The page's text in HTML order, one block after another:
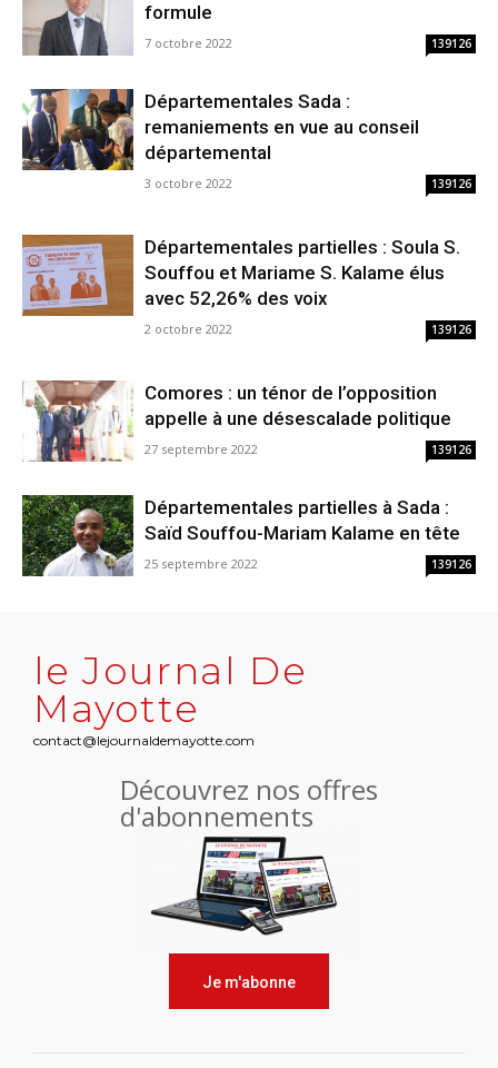
formule
7 octobre 2022 139126
Départementales Sada :
remaniements en vue au conseil
départemental
3 octobre 2022 139126
Départementales partielles : Soula S.
Souffou et Mariame S. Kalame élus
avec 52,26% des voix
2 octobre 2022 139126
Comores : un ténor de l’opposition
appelle à une désescalade politique
27 septembre 2022 139126
Départementales partielles à Sada :
Saïd Souffou-Mariam Kalame en tête
25 septembre 2022 139126
le Journal De
Mayotte
contact@lejournaldemayotte.com
Découvrez nos offres
d'abonnements
Je m'abonne